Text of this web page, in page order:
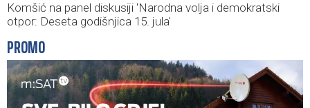
Komšić na panel diskusiji 'Narodna volja i demokratski
otpor: Deseta godišnjica 15. jula'
PROMO